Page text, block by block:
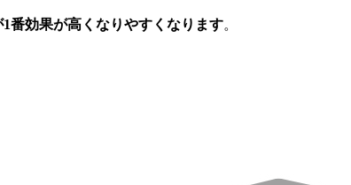
番効果が高くなりやすくなります。